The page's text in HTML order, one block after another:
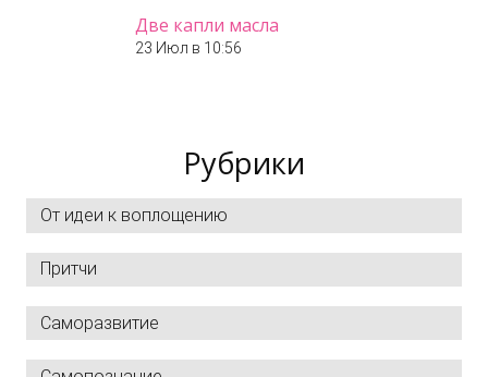
Две капли масла
23 Июл в 10:56
Рубрики
От идеи к воплощению
Притчи
Саморазвитие